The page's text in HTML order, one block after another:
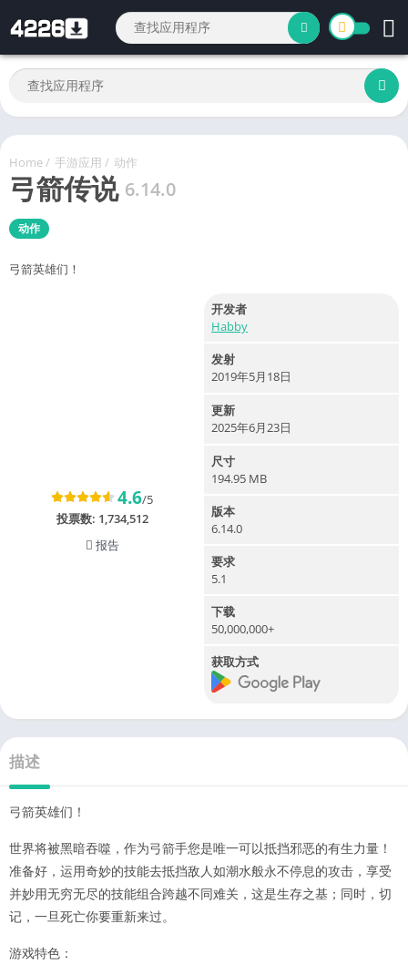
Home/ 手游应用 / 动作
弓箭传说 6.14.0
动作
弓箭英雄们！
4.6/5
投票数: 1,734,512
报告
开发者
Habby
发射
2019年5月18日
更新
2025年6月23日
尺寸
194.95 MB
版本
6.14.0
要求
5.1
下载
50,000,000+
获取方式
描述
弓箭英雄们！
世界将被黑暗吞噬，作为弓箭手您是唯一可以抵挡邪恶的有生力量！
准备好，运用奇妙的技能去抵挡敌人如潮水般永不停息的攻击，享受
并妙用无穷无尽的技能组合跨越不同难关，这是生存之基；同时，切
记，一旦死亡你要重新来过。
游戏特色：